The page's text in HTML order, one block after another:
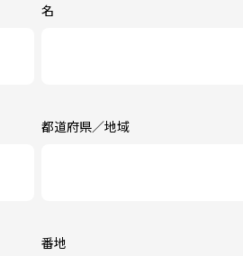
名
都道府県／地域
番地